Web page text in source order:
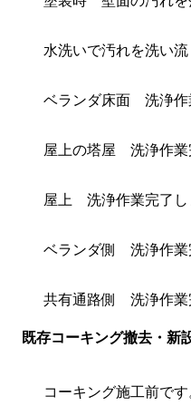
水洗いで汚れを洗い流
ベランダ床面 洗浄作
屋上の塔屋 洗浄作業
屋上 洗浄作業完了し
ベランダ側 洗浄作業
共有通路側 洗浄作業
既存コーキング撤去・新
コーキング施工前です